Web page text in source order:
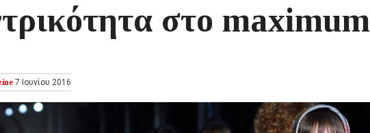
στο maximum
7 Ιουνίου 2016